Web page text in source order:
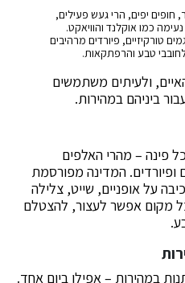
חופים יפים, הרי געש פעילים,
כמו אוקלנד והוויאקט.
טורקיזיים, פיורדים מרהיבים
טבע והרפתקאות.
ולעיתים משתמשים
ביניהם במהירות.
פינה – מהרי האלפים
ופיורדים. המדינה מפורסמת
על אופניים, שייט, צלילה
מקום אפשר לעצור, להצטלם
במהירות – אפילו ביום אחד.